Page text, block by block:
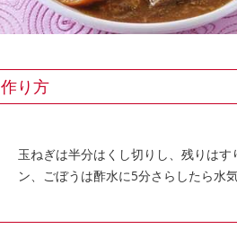
作り方
玉ねぎは半分はくし切りし、残りは
ン、ごぼうは酢水に5分さらしたら水気